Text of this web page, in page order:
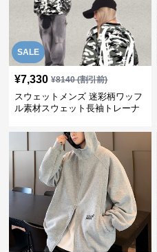
SALE
¥7,330 ¥8140(割引前)
スウェットメンズ 迷彩柄ワッフ
ル素材スウェット長袖トレーナ